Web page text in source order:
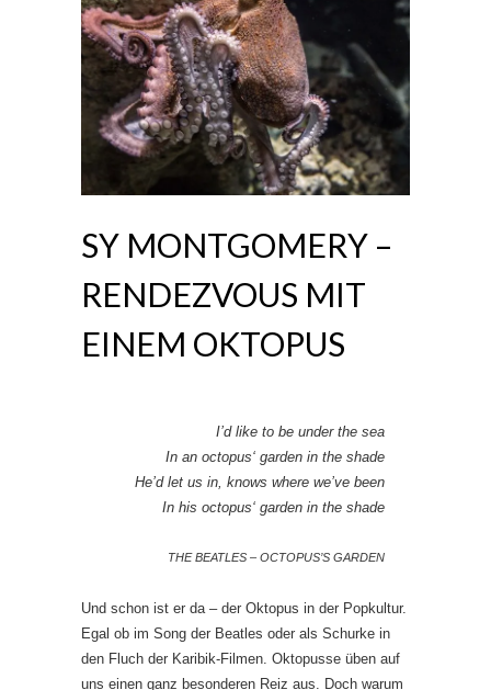
SY MONTGOMERY –
RENDEZVOUS MIT
EINEM OKTOPUS
I’d like to be under the sea
In an octopus‘ garden in the shade
He’d let us in, knows where we’ve been
In his octopus‘ garden in the shade
THE BEATLES – OCTOPUS’S GARDEN
Und schon ist er da – der Oktopus in der Popkultur.
Egal ob im Song der Beatles oder als Schurke in
den Fluch der Karibik-Filmen. Oktopusse üben auf
uns einen ganz besonderen Reiz aus. Doch warum